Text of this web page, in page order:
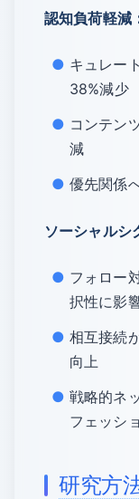
認知負荷軽減
キュレー
38%減少
コンテン
減
優先関係
ソーシャルシ
フォロー
択性に影
相互接続
向上
戦略的ネ
フェッシ
研究方